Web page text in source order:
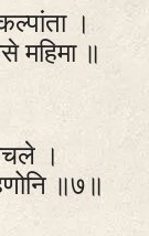
।
महिमा ॥
।
॥७॥